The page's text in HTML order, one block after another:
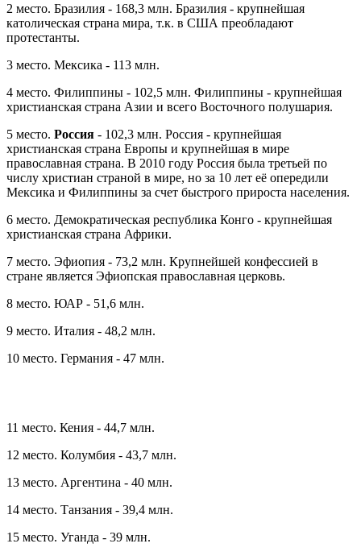
2 место. Бразилия - 168,3 млн. Бразилия - крупнейшая
католическая страна мира, т.к. в США преобладают
протестанты.
3 место. Мексика - 113 млн.
4 место. Филиппины - 102,5 млн. Филиппины - крупнейшая
христианская страна Азии и всего Восточного полушария.
5 место. Россия - 102,3 млн. Россия - крупнейшая
христианская страна Европы и крупнейшая в мире
православная страна. В 2010 году Россия была третьей по
числу христиан страной в мире, но за 10 лет её опередили
Мексика и Филиппины за счет быстрого прироста населения.
6 место. Демократическая республика Конго - крупнейшая
христианская страна Африки.
7 место. Эфиопия - 73,2 млн. Крупнейшей конфессией в
стране является Эфиопская православная церковь.
8 место. ЮАР - 51,6 млн.
9 место. Италия - 48,2 млн.
10 место. Германия - 47 млн.
11 место. Кения - 44,7 млн.
12 место. Колумбия - 43,7 млн.
13 место. Аргентина - 40 млн.
14 место. Танзания - 39,4 млн.
15 место. Уганда - 39 млн.